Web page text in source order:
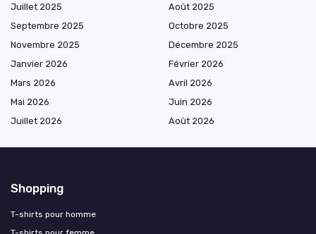
Juillet 2025
Août 2025
Septembre 2025
Octobre 2025
Novembre 2025
Décembre 2025
Janvier 2026
Février 2026
Mars 2026
Avril 2026
Mai 2026
Juin 2026
Juillet 2026
Août 2026
Shopping
T-shirts pour homme